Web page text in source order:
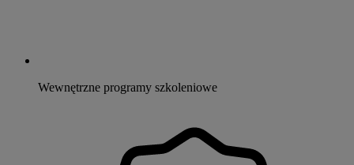
Wewnętrzne programy szkoleniowe